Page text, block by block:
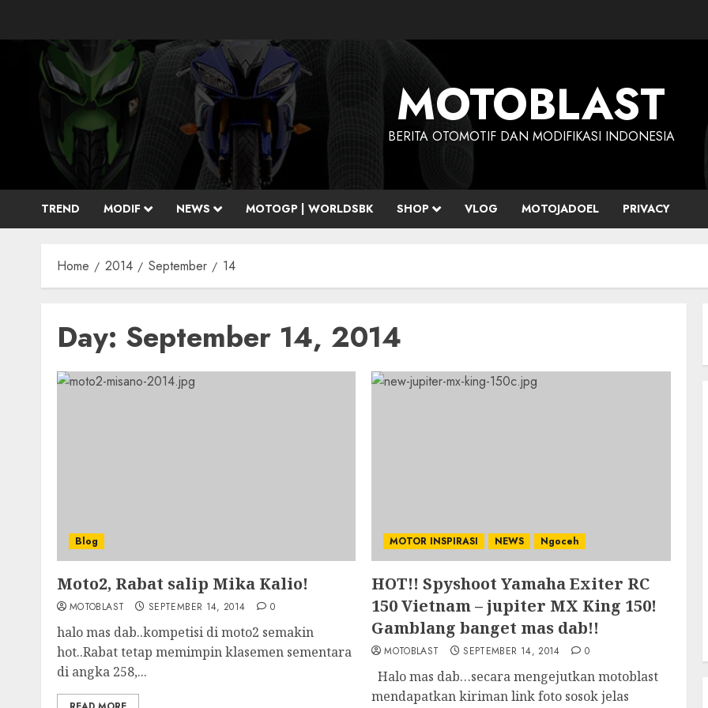
MOTOBLAST
BERITA OTOMOTIF DAN MODIFIKASI INDONESIA
TREND MODIF NEWS MOTOGP | WORLDSBK SHOP VLOG MOTOJADOEL PRIVACY
Home 2014 September 14
Day: September 14, 2014
Blog
Moto2, Rabat salip Mika Kalio!
MOTOBLAST SEPTEMBER 14, 2014 0
halo mas dab..kompetisi di moto2 semakin
hot..Rabat tetap memimpin klasemen sementara
di angka 258,...
MOTOR INSPIRASI NEWS Ngoceh
HOT!! Spyshoot Yamaha Exiter RC
150 Vietnam – jupiter MX King 150!
Gamblang banget mas dab!!
MOTOBLAST SEPTEMBER 14, 2014 0
Halo mas dab…secara mengejutkan motoblast
mendapatkan kiriman link foto sosok jelas